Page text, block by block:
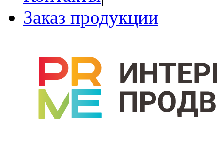
Заказ продукции